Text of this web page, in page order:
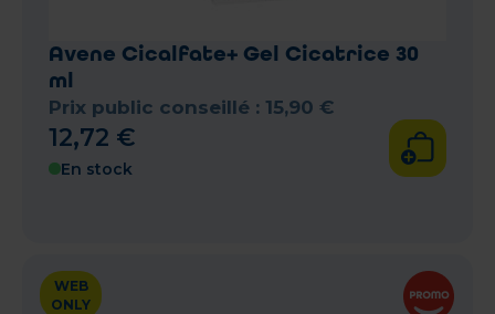
Avene Cicalfate+ Gel Cicatrice 30
ml
Prix public conseillé : 15,90 €
12,72 €
En stock
WEB
ONLY